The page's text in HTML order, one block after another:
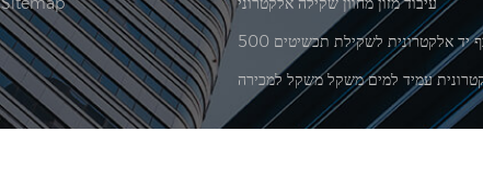
עמיד למים משקל משקל למכירה